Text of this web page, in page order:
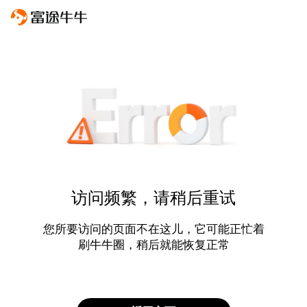
访问频繁，请稍后重试
您所要访问的页面不在这儿，它可能正忙着
刷牛牛圈，稍后就能恢复正常